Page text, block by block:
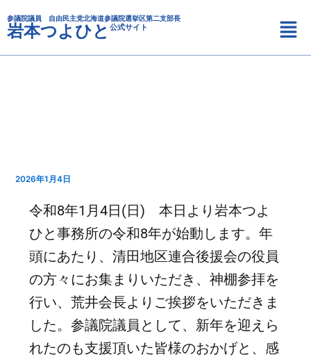
容
を
ス
参議院議員 自由民主党北海道参議院選挙区第二支部長
岩本つよひと 公式サイト
メ
ニ
ュ
2026年1月4日
令和8年1月4日(日) 本日より岩本つよ
ひと事務所の令和8年が始動します。年
頭にあたり、清田地区連合後援会の役員
の方々にお集まりいただき、神棚参拝を
行い、荒井会長よりご挨拶をいただきま
した。参議院議員として、新年を迎えら
れたのも支援頂いた皆様のおかげと、感
テ
ゴ